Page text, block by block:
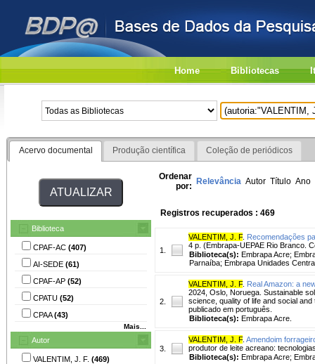
Home Bibliotecas
Acervo documental Produção científica Coleção de periódicos
Biblioteca
CPAF-AC (407)
AI-SEDE (61)
CPAF-AP (52)
CPATU (52)
CPAA(43)
Mais...
Autor
VALENTIM, J. F. (469)
Ordenar
por: Relevância Autor Título Ano
Registros recuperados : 469
1.
VALENTIM, J. F. Recomendações
4 p. (Embrapa-UEPAE Rio Branco.
Biblioteca(s): Embrapa Acre;
Parnaíba; Embrapa Unidades
2.
VALENTIM, J. F. Real Amazon: a
2024, Oslo, Noruega. Sustainable
science, quality of life and social
publicado em português.
Biblioteca(s): Embrapa Acre.
3.
VALENTIM, J. F. Amendoim
produtor de leite acreano:
Biblioteca(s): Embrapa Acre;